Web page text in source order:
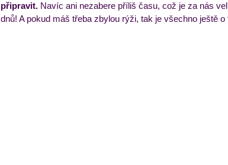
připravit. Navíc ani nezabere příliš času, což je za nás
dnů! A pokud máš třeba zbylou rýži, tak je všechno ještě